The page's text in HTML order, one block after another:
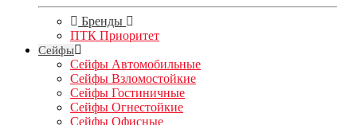
Бренды
ПТК Приоритет
Сейфы
Сейфы Автомобильные
Сейфы Взломостойкие
Сейфы Гостиничные
Сейфы Огнестойкие
Сейфы Офисные